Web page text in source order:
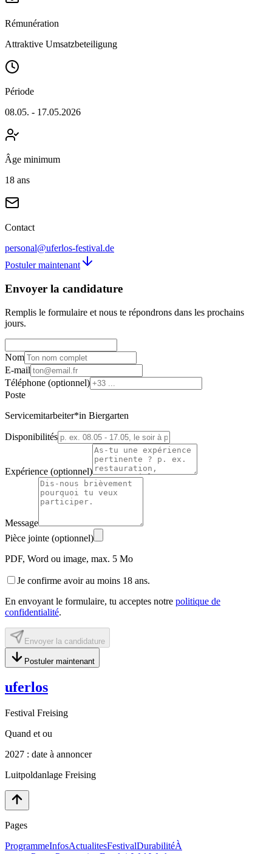
Rémunération
Attraktive Umsatzbeteiligung
Période
08.05. - 17.05.2026
Âge minimum
18 ans
Contact
personal@uferlos-festival.de
Postuler maintenant
Envoyer la candidature
Remplis le formulaire et nous te répondrons dans les prochains
jours.
Nom
E-mail
Téléphone (optionnel)
Poste
Servicemitarbeiter*in Biergarten
Disponibilités
Expérience (optionnel)
Message
Pièce jointe (optionnel)
PDF, Word ou image, max. 5 Mo
Je confirme avoir au moins 18 ans.
En envoyant le formulaire, tu acceptes notre politique de
confidentialité.
Envoyer la candidature
Postuler maintenant
uferlos
Festival Freising
Quand et ou
2027 : date à annoncer
Luitpoldanlage Freising
Pages
ProgrammeInfosActualitesFestivalDurabilitéÀ